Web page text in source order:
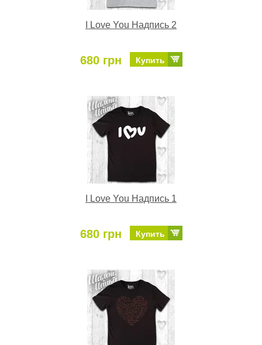
I Love You Надпись 2
680 грн Купить
I Love You Надпись 1
680 грн Купить